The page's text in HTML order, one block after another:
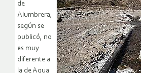
de
Alumbrera,
según se
publicó, no
es muy
diferente a
la de Agua